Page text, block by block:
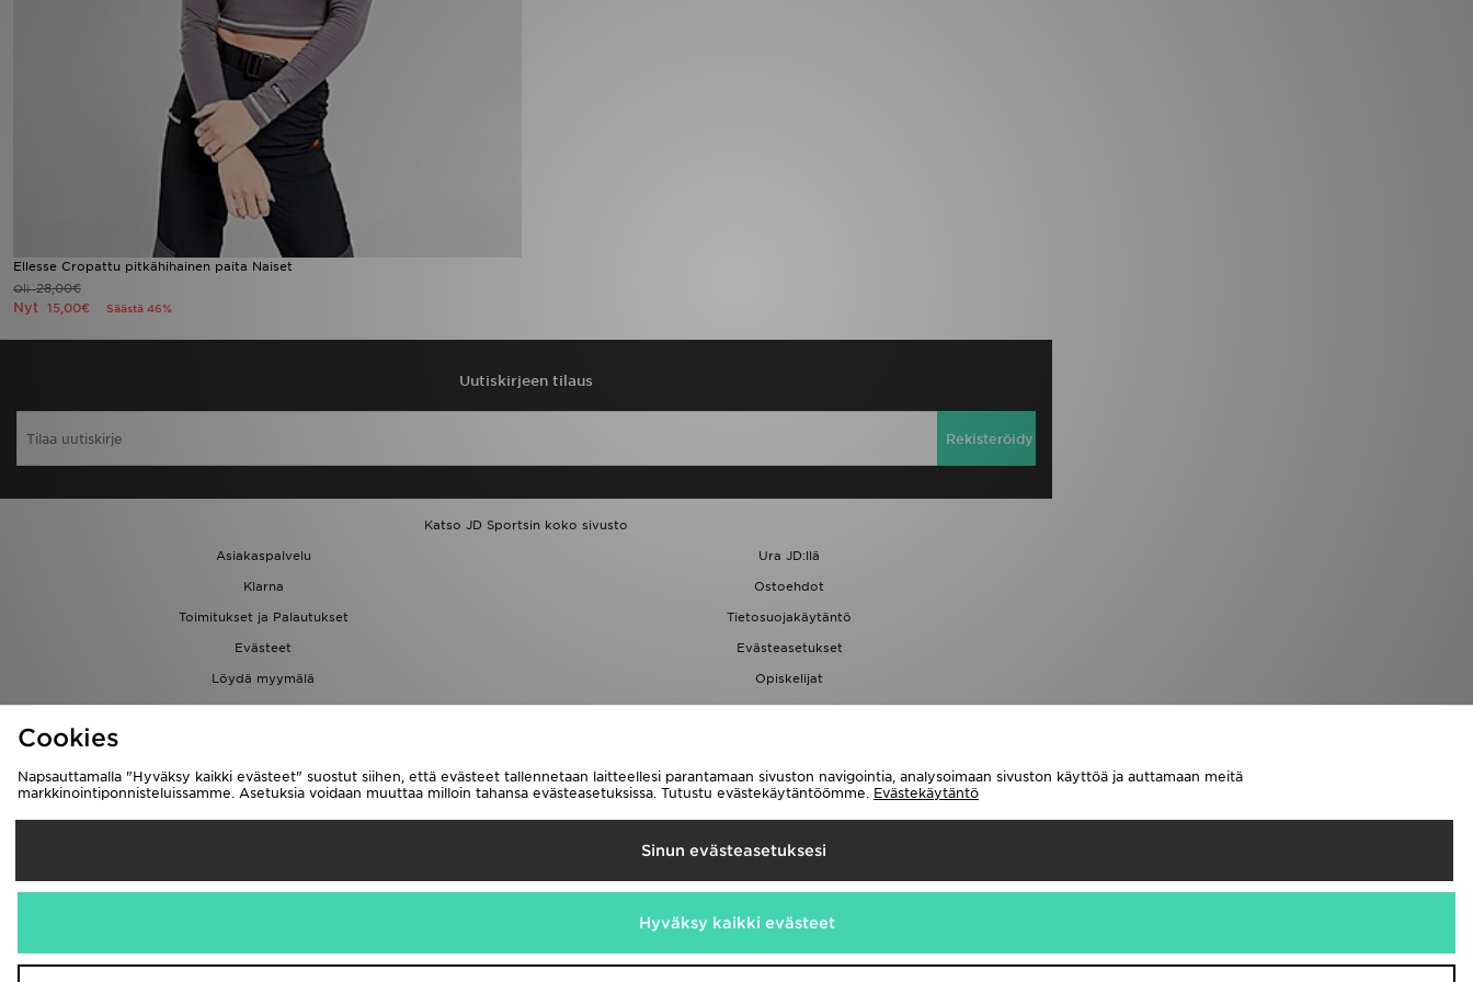
Ellesse Cropattu pitkähihainen paita Naiset
Oli28,00€
Nyt 15,00€ Säästä 46%
Uutiskirjeen tilaus
Rekisteröidy
Katso JD Sportsin koko sivusto
Asiakaspalvelu
Ura JD:llä
Klarna
Ostoehdot
Toimitukset ja Palautukset
Tietosuojakäytäntö
Evästeet
Evästeasetukset
Löydä myymälä
Opiskelijat
Kumppanuusohjelma
JD Blog
Toimitetaan
Me hyväksymme seuraavat maksutavat
Asiakaspalvelu ja tietoa
Cookies
Napsauttamalla "Hyväksy kaikki evästeet" suostut siihen, että evästeet tallennetaan laitteellesi parantamaan sivuston navigointia, analysoimaan sivuston käyttöä ja auttamaan meitä
markkinointiponnisteluissamme. Asetuksia voidaan muuttaa milloin tahansa evästeasetuksissa. Tutustu evästekäytäntöömme. Evästekäytäntö
Sinun evästeasetuksesi
Hyväksy kaikki evästeet